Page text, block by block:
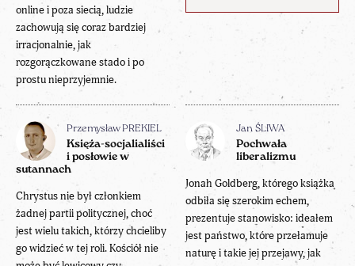
online i poza siecią, ludzie
zachowują się coraz bardziej
irracjonalnie, jak
rozgorączkowane stado i po
prostu nieprzyjemnie.
Przemysław PREKIEL
Księża-socjalialiści
i posłowie w
sutannach
Chrystus nie był członkiem
żadnej partii politycznej, choć
jest wielu takich, którzy chcieliby
go widzieć w tej roli. Kościół nie
Jan ŚLIWA
Pochwała
liberalizmu
Jonah Goldberg, którego książka
odbiła się szerokim echem,
prezentuje stanowisko: ideałem
jest państwo, które przełamuje
naturę i takie jej przejawy, jak